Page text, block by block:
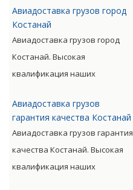
специальную подготовку,
позволяет мастерски
обслуживать перевозки всех
категории грузов.
Авиадоставка грузов город
Костанай
Авиадоставка грузов город
Костанай. Высокая
квалификация наших
специальную подготовку,
позволяет мастерски
обслуживать перевозки всех
категории грузов.
Авиадоставка грузов
гарантия качества Костанай
Авиадоставка грузов гарантия
качества Костанай. Высокая
квалификация наших